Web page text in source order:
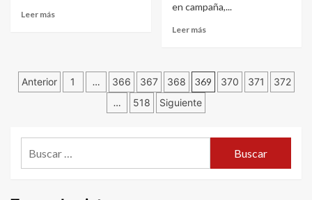
Leer más
en campaña,...
Leer más
Navegación
entradas
Anterior 1 … 366 367 368 369 370 371
372
…
518 Siguiente